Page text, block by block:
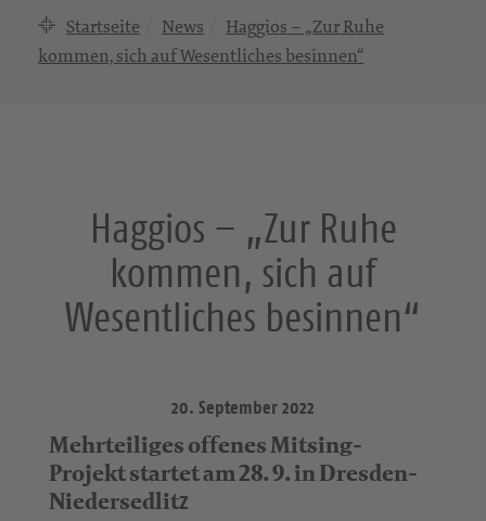
Startseite News
Haggios – „Zur Ruhe
kommen, sich auf Wesentliches besinnen“
Haggios – „Zur Ruhe
kommen, sich auf
Wesentliches besinnen“
20. September 2022
Mehrteiliges offenes Mitsing-
Projekt startet am 28. 9. in Dresden-
Niedersedlitz